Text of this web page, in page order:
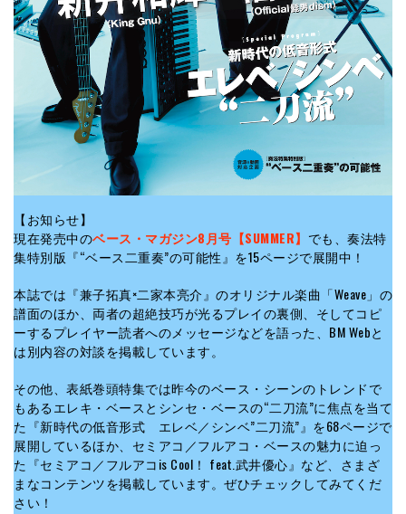
【お知らせ】
現在発売中のベース・マガジン8月号【SUMMER】 でも、奏法特
集特別版『“ベース二重奏”の可能性』を15ページで展開中！
本誌では『兼子拓真×二家本亮介』のオリジナル楽曲「Weave」の
譜面のほか、両者の超絶技巧が光るプレイの裏側、そしてコピ
ーするプレイヤー読者へのメッセージなどを語った、BM Webと
は別内容の対談を掲載しています。
その他、表紙巻頭特集では昨今のベース・シーンのトレンドで
もあるエレキ・ベースとシンセ・ベースの“二刀流”に焦点を当て
た『新時代の低音形式 エレベ／シンベ”二刀流”』を68ページで
展開しているほか、セミアコ／フルアコ・ベースの魅力に迫っ
た『セミアコ／フルアコis Cool！ feat.武井優心』など、さまざ
まなコンテンツを掲載しています。ぜひチェックしてみてくだ
さい！